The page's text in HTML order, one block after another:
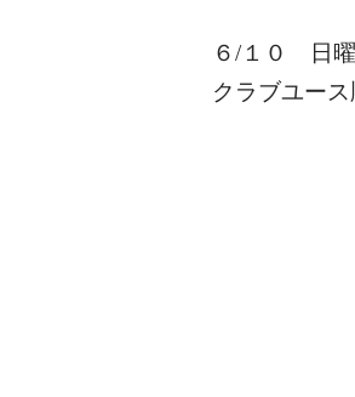
６/１０ 日
クラブユー